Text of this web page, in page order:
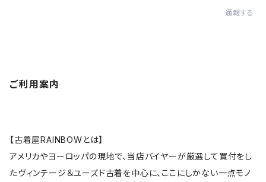
通報する
ご利用案内
【古着屋RAINBOWとは】
アメリカやヨーロッパの現地で、当店バイヤーが厳選して買付をし
たヴィンテージ＆ユーズド古着を中心に、ここにしかない一点モノ